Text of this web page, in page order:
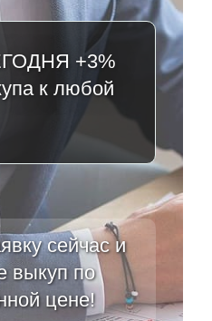
+3%
к любой
сейчас и
выкуп по
цене!